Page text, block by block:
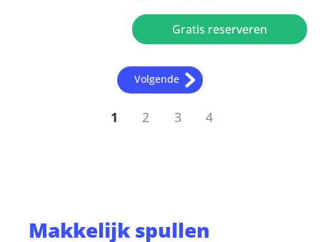
Gratis reserveren
Volgende
1 2 3 4
Makkelijkspullen